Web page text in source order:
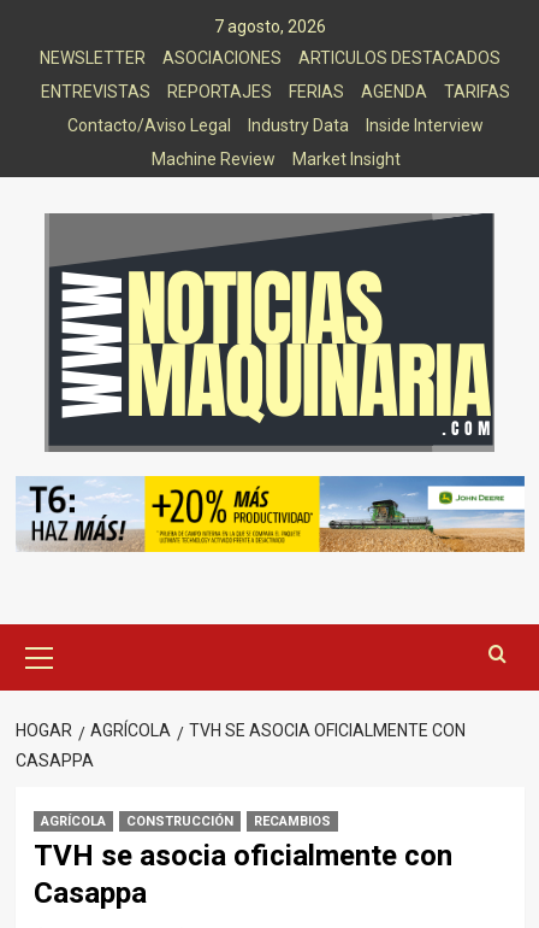
7 agosto, 2026
NEWSLETTER
ASOCIACIONES
ARTICULOS DESTACADOS
ENTREVISTAS
REPORTAJES FERIAS AGENDA
TARIFAS
Contacto/Aviso Legal
Industry Data
Inside Interview
Machine Review
Market Insight
principal
HOGAR AGRÍCOLA
TVH SE ASOCIA OFICIALMENTE CON
CASAPPA
AGRÍCOLA CONSTRUCCIÓN RECAMBIOS
TVH se asocia oficialmente con
Casappa